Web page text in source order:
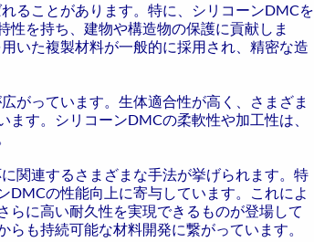
ることがあります。特に、シリコーンDMCを
を持ち、建物や構造物の保護に貢献しま
いた複製材料が一般的に採用され、精密な造
がっています。生体適合性が高く、さまざま
す。シリコーンDMCの柔軟性や加工性は、
関連するさまざまな手法が挙げられます。特
DMCの性能向上に寄与しています。これによ
らに高い耐久性を実現できるものが登場して
も持続可能な材料開発に繋がっています。